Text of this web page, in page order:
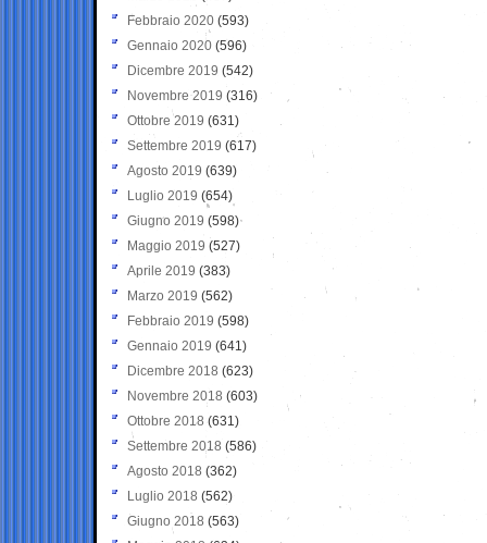
Febbraio 2020 (593)
Gennaio 2020 (596)
Dicembre 2019 (542)
Novembre 2019 (316)
Ottobre 2019 (631)
Settembre 2019 (617)
Agosto 2019 (639)
Luglio 2019 (654)
Giugno 2019 (598)
Maggio 2019 (527)
Aprile 2019 (383)
Marzo 2019 (562)
Febbraio 2019 (598)
Gennaio 2019 (641)
Dicembre 2018 (623)
Novembre 2018 (603)
Ottobre 2018 (631)
Settembre 2018 (586)
Agosto 2018 (362)
Luglio 2018 (562)
Giugno 2018 (563)